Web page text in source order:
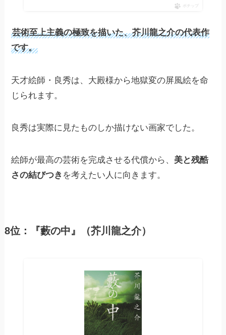
ポチップ
芸術至上主義の極致を描いた、芥川龍之介の代表作
です。
天才絵師・良秀は、大殿様から地獄変の屏風絵を命
じられます。
良秀は実際に見たものしか描けない画家でした。
絵師が最高の芸術を完成させる代償から、 美と残酷
さの結びつき を考えたい人に向きます。
8位：『藪の中』（芥川龍之介）